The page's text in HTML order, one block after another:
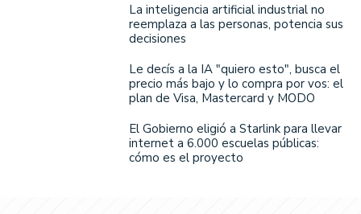
La inteligencia artificial industrial no
reemplaza a las personas, potencia sus
decisiones
Le decís a la IA "quiero esto", busca el
precio más bajo y lo compra por vos: el
plan de Visa, Mastercard y MODO
El Gobierno eligió a Starlink para llevar
internet a 6.000 escuelas públicas:
cómo es el proyecto